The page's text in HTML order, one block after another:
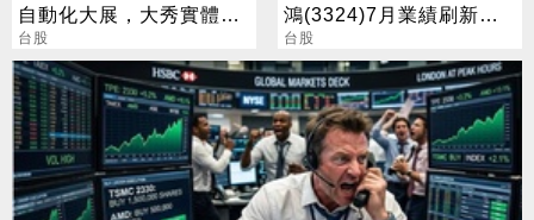
自動化大展，大秀實體AI/
邊緣運算/機器人肌肉
台股
鴻(3324)7月業績刷新紀
錄，今股價噴漲停
台股